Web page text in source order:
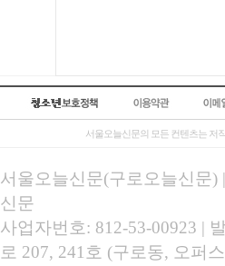
서울오늘신문의 모든 컨텐츠는 저
서울오늘신문(구로오늘신문)
신문
사업자번호: 812-53-00923 |
로 207, 241호 (구로동, 오퍼